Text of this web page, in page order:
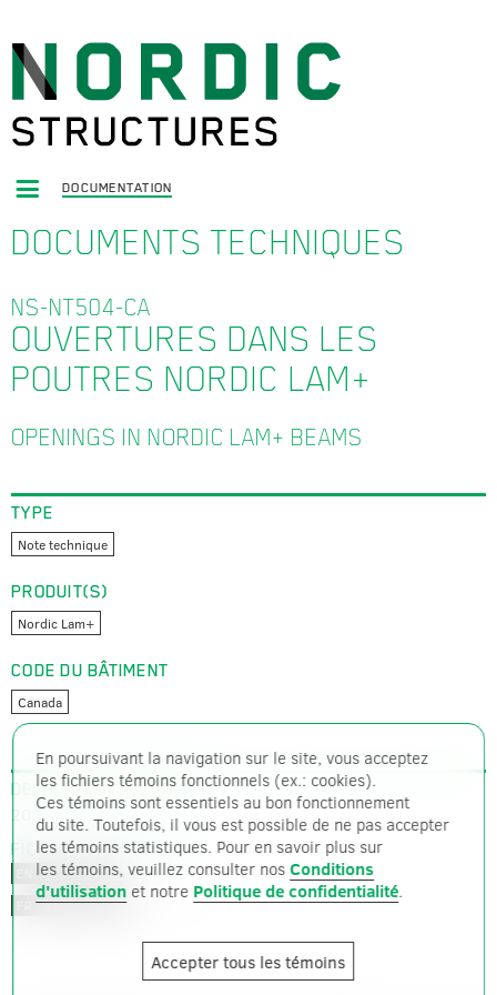
DOCUMENTATION
DOCUMENTS TECHNIQUES
NS-NT504-CA
OUVERTURES DANS LES
POUTRES NORDIC LAM+
OPENINGS IN NORDIC LAM+ BEAMS
TYPE
Note technique
PRODUIT(S)
Nordic Lam+
CODE DU BÂTIMENT
Canada
DERNIÈRE MISE À JOUR
2020-05-20
FICHIERS DISPONIBLES
EN – ANGLAIS PDF – 147 ko
FR – FRANÇAIS PDF – 145 ko
En poursuivant la navigation sur le site, vous acceptez
les fichiers témoins fonctionnels (ex.: cookies).
Ces témoins sont essentiels au bon fonctionnement
du site. Toutefois, il vous est possible de ne pas accepter
les témoins statistiques. Pour en savoir plus sur
les témoins, veuillez consulter nosConditions
d'utilisation et notre Politique de confidentialité.
Accepter tous les témoins